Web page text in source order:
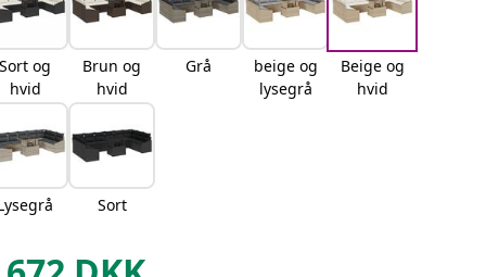
Sort og
hvid
Brun og
hvid
Grå
beige og
lysegrå
Beige og
hvid
Sort